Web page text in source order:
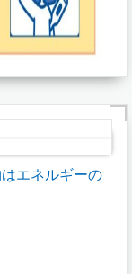
エネルギーの